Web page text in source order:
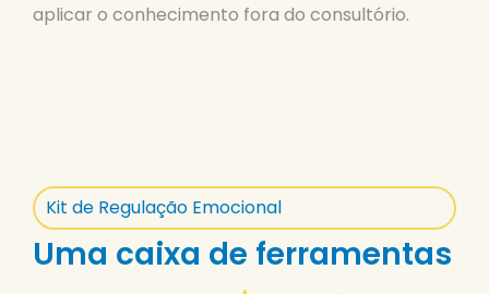
aplicar o conhecimento fora do consultório.
Kit de Regulação Emocional
Uma caixa de ferramentas